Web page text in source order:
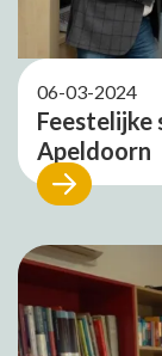
Feestelijke
Apeldoorn
06-03-2024